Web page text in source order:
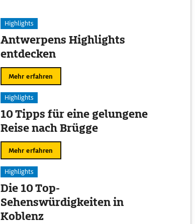
Highlights
Antwerpens Highlights
entdecken
Mehr erfahren
Highlights
10 Tipps für eine gelungene
Reise nach Brügge
Mehr erfahren
Highlights
Die 10 Top-
Sehenswürdigkeiten in
Koblenz